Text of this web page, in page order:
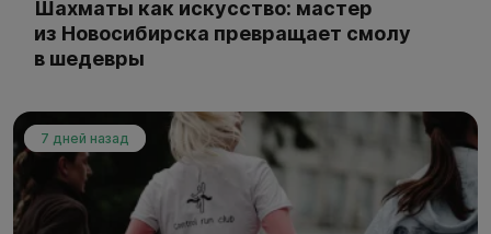
Шахматы как искусство: мастер
из Новосибирска превращает смолу
в шедевры
7 дней назад